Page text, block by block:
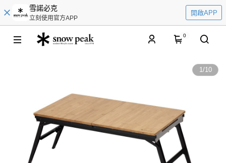
雪諾必克
立刻使用官方APP
開啟APP
0
1/10